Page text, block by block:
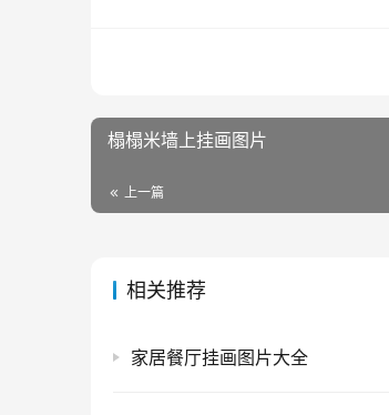
榻榻米墙上挂画图片
上一篇
相关推荐
家居餐厅挂画图片大全